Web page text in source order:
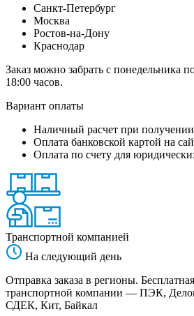
Санкт-Петербург
Москва
Ростов-на-Дону
Краснодар
Заказ можно забрать с понедельника
18:00 часов.
Вариант оплаты
Наличный расчет при получении
Оплата банковской картой на
Оплата по счету для
Транспортной компанией
На следующий день
Отправка заказа в регионы.
транспортной компании — ПЭК,
СДЕК, Кит, Байкал